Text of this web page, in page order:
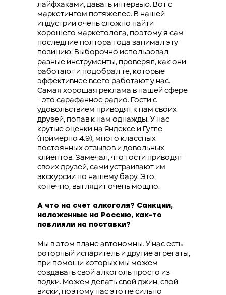
лайфхаками, давать интервью. Вот с
маркетингом потяжелее. В нашей
индустрии очень сложно найти
хорошего маркетолога, поэтому я сам
последние полтора года занимал эту
позицию. Выборочно использовал
разные инструменты, проверял, как они
работают и подобрал те, которые
эффективнее всего работают у нас.
Самая хорошая реклама в нашей сфере
- это сарафанное радио. Гости с
удовольствием приводят к нам своих
друзей, попав к нам однажды. У нас
крутые оценки на Яндексе и Гугле
(примерно 4.9), много классных
постоянных отзывов и довольных
клиентов. Замечал, что гости приводят
своих друзей, сами устраивают им
экскурсии по нашему бару. Это,
конечно, выглядит очень мощно.
А что на счет алкоголя? Санкции,
наложенные на Россию, как-то
повлияли на поставки?
Мы в этом плане автономны. У нас есть
роторный испаритель и другие агрегаты,
при помощи которых мы можем
создавать свой алкоголь просто из
водки. Можем делать свой джин, свой
виски, поэтому нас это не сильно